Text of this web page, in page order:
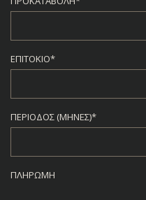
ΕΠΙΤΌΚΙΟ*
ΠΕΡΊΟΔΟΣ (ΜΉΝΕΣ)*
ΠΛΗΡΩΜΉ